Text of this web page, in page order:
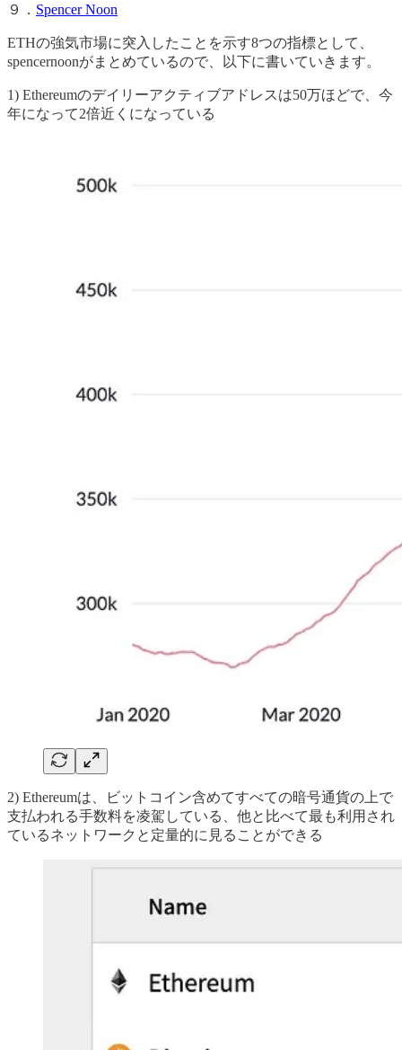
９． Spencer Noon
ETHの強気市場に突入したことを示す8つの指標として、
spencernoonがまとめているので、以下に書いていきます。
1) Ethereumのデイリーアクティブアドレスは50万ほどで、今
年になって2倍近くになっている
2) Ethereumは、ビットコイン含めてすべての暗号通貨の上で
支払われる手数料を凌駕している、他と比べて最も利用され
ているネットワークと定量的に見ることができる